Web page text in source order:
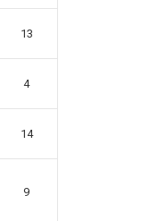
13
4
14
9